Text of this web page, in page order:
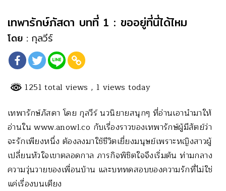
เทพารักษ์ภัสดา บทที่ 1 : ขออยู่ที่นี่ได้ไหม
โดย : กุลวีร์
1251 total views , 1 views today
เทพารักษ์ภัสดา โดย กุลวีร์ นวนิยายสนุกๆ ที่อ่านเอานำมาให้
อ่านใน www.anowl.co กับเรื่องราวของเทพารักษ์ผู้มีสัตย์ว่า
จะรักเพียงหนึ่ง ต้องลงมาใช้ชีวิตเยี่ยงมนุษย์เพราะหญิงสาวผู้
เปลี่ยนหัวใจเขาตลอดกาล ภารกิจพิชิตใจจึงเริ่มต้น ท่ามกลาง
ความวุ่นวายของเพื่อนบ้าน และบททดสอบของความรักที่ไม่ใช่
แค่เรื่องบนเตียง